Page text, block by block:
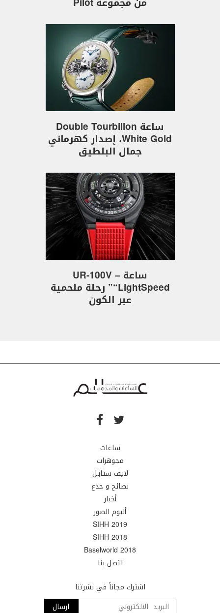
ساعة Double Tourbillon
White Gold، إصدار كهرماني
جمال البلطيق
ساعة UR-100V –
“LightSpeed” رحلة ملحمية
عبر الكون
ساعات
مجوهرات
لايف ستايل
نصائح و خدع
أخبار
ألبوم الصور
SIHH 2019
SIHH 2018
Baselworld 2018
اتصل بنا
اشترك مجاناً في نشرتنا